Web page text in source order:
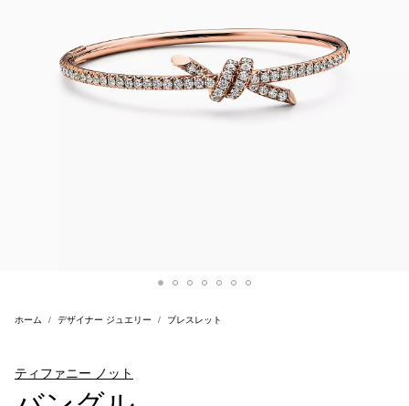
ホーム デザイナー ジュエリー ブレスレット
ティファニー ノット